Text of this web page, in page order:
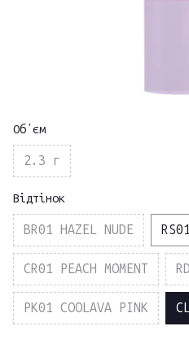
Обʼєм
2.3 г
Відтінок
BR01 HAZEL NUDE
CR01 PEACH MOMENT
PK01 COOLAVA PINK